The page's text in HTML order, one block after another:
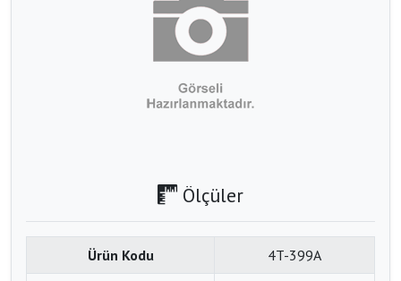
Ölçüler
Ürün Kodu 4T-399A